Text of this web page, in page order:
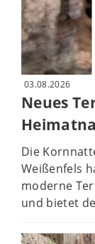
03.08.2026
Neues
Die
Weißenfels
moderne
und bietet